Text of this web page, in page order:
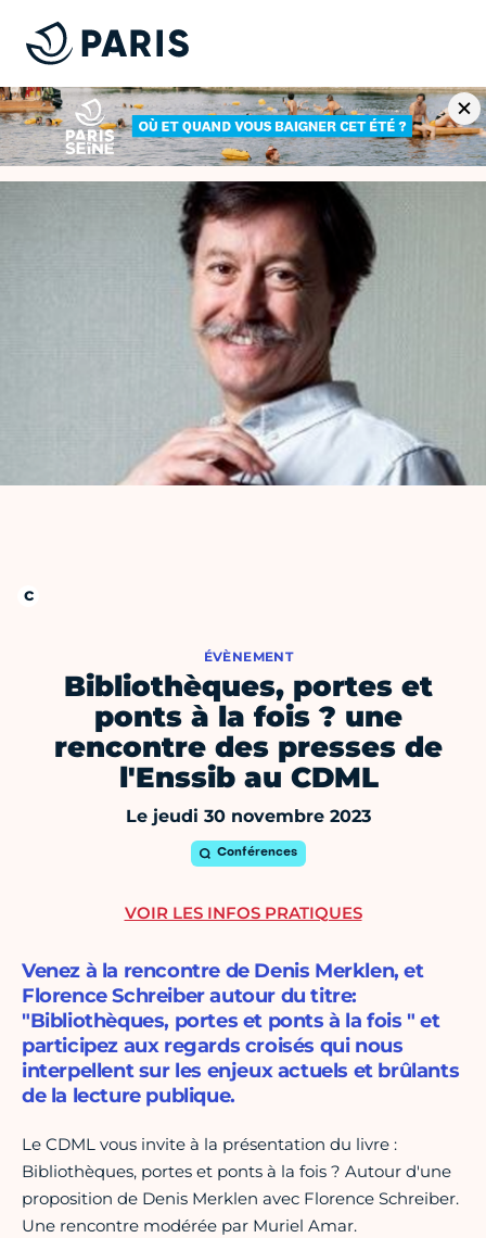
ÉVÈNEMENT
Bibliothèques, portes et
ponts à la fois ? une
rencontre des presses de
l'Enssib au CDML
Le jeudi 30 novembre 2023
Conférences
Venez à la rencontre de Denis Merklen, et
Florence Schreiber autour du titre:
"Bibliothèques, portes et ponts à la fois " et
participez aux regards croisés qui nous
interpellent sur les enjeux actuels et brûlants
de la lecture publique.
Le CDML vous invite à la présentation du livre :
Bibliothèques, portes et ponts à la fois ? Autour d'une
proposition de Denis Merklen avec Florence Schreiber.
Une rencontre modérée par Muriel Amar.
VOIR LES INFOS PRATIQUES